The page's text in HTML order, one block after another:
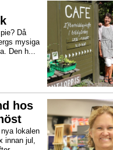
Då
mysiga
Den h...
hos
lokalen
innan jul,